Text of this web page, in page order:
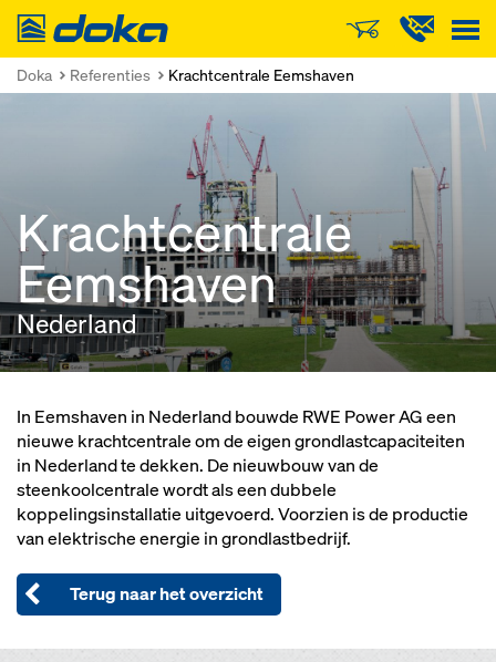
Doka
Doka Referenties Krachtcentrale Eemshaven
Krachtcentrale
Eemshaven
Nederland
In Eemshaven in Nederland bouwde RWE Power AG een
nieuwe krachtcentrale om de eigen grondlastcapaciteiten
in Nederland te dekken. De nieuwbouw van de
steenkoolcentrale wordt als een dubbele
koppelingsinstallatie uitgevoerd. Voorzien is de productie
van elektrische energie in grondlastbedrijf.
Terug naar het overzicht